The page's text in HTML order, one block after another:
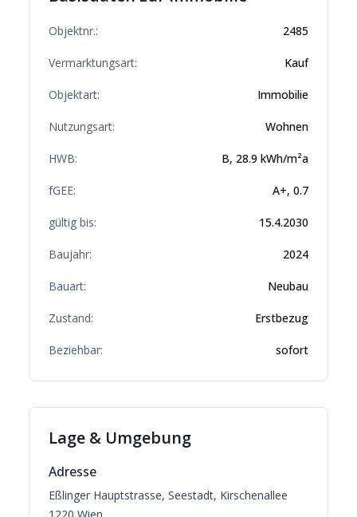
Objektnr.: 2485
Vermarktungsart: Kauf
Objektart: Immobilie
Nutzungsart: Wohnen
HWB: B, 28.9 kWh/m²a
fGEE: A+, 0.7
gültig bis: 15.4.2030
Baujahr: 2024
Bauart: Neubau
Zustand: Erstbezug
Beziehbar: sofort
Lage & Umgebung
Adresse
Eßlinger Hauptstrasse, Seestadt, Kirschenallee